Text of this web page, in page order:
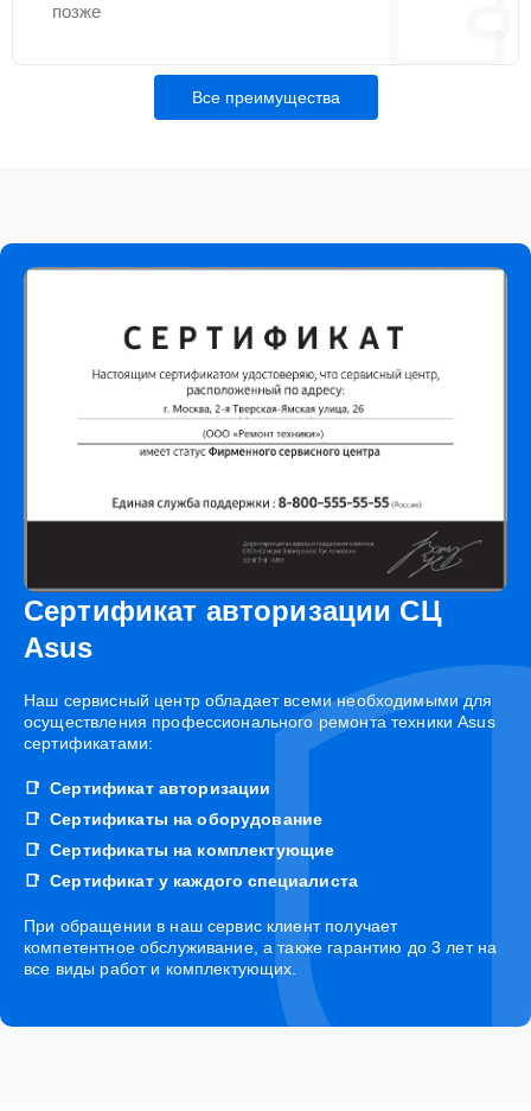
позже
Все преимущества
Сертификат авторизации СЦ
Asus
Наш сервисный центр обладает всеми необходимыми для
осуществления профессионального ремонта техники Asus
сертификатами:
Сертификат авторизации
Сертификаты на оборудование
Сертификаты на комплектующие
Сертификат у каждого специалиста
При обращении в наш сервис клиент получает
компетентное обслуживание, а также гарантию до 3 лет на
все виды работ и комплектующих.